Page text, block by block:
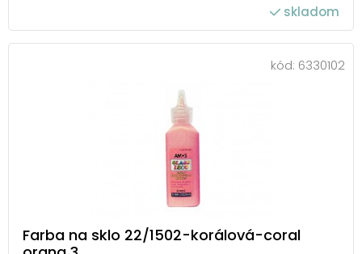
skladom
kód: 6330102
Farba na sklo 22/1502-korálová-coral